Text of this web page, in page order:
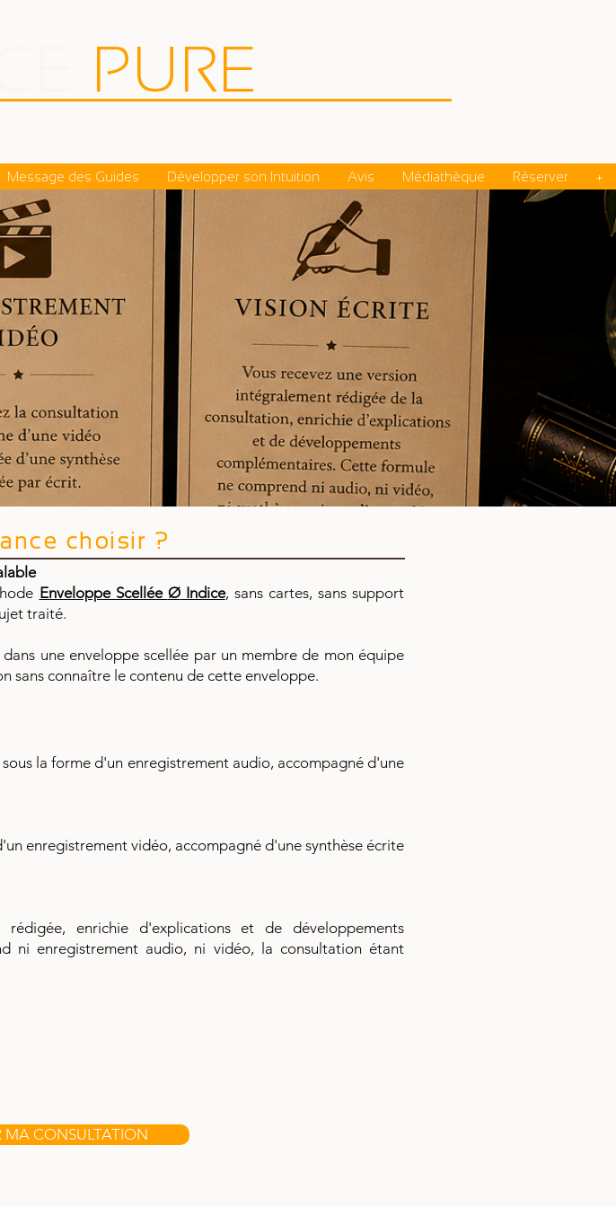
PURE
Message des Guides Développer son Intuition Avis Médiathèque Réserver +
choisir ?
Enveloppe Scellée ØIndice, sans cartes, sans support
traité.
une enveloppe scellée par un membre de mon équipe
sans connaître le contenu de cette enveloppe.
la forme d'un enregistrement audio, accompagné d'une
enregistrement vidéo, accompagné d'une synthèse écrite
rédigée, enrichie d'explications et de développements
ni enregistrement audio, ni vidéo, la consultation étant
MA CONSULTATION